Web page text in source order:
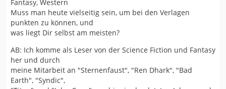
Fantasy, Western
Muss man heute vielseitig sein, um bei den Verlagen
punkten zu können, und
was liegt Dir selbst am meisten?
AB: Ich komme als Leser von der Science Fiction und Fantasy
her und durch
meine Mitarbeit an "Sternenfaust", "Ren Dhark", "Bad
Earth", "Syndic",